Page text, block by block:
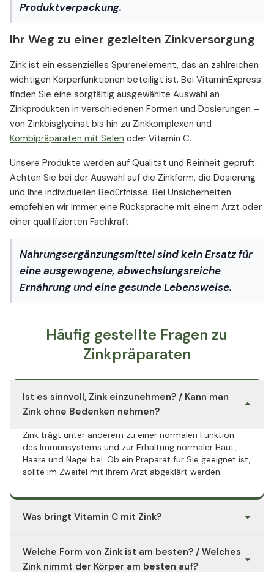
Produktverpackung.
Ihr Weg zu einer gezielten Zinkversorgung
Zink ist ein essenzielles Spurenelement, das an zahlreichen
wichtigen Körperfunktionen beteiligt ist. Bei VitaminExpress
finden Sie eine sorgfältig ausgewählte Auswahl an
Zinkprodukten in verschiedenen Formen und Dosierungen –
von Zinkbisglycinat bis hin zu Zinkkomplexen und
Kombipräparaten mit Selen oder Vitamin C.
Unsere Produkte werden auf Qualität und Reinheit geprüft.
Achten Sie bei der Auswahl auf die Zinkform, die Dosierung
und Ihre individuellen Bedürfnisse. Bei Unsicherheiten
empfehlen wir immer eine Rücksprache mit einem Arzt oder
einer qualifizierten Fachkraft.
Nahrungsergänzungsmittel sind kein Ersatz für
eine ausgewogene, abwechslungsreiche
Ernährung und eine gesunde Lebensweise.
Häufig gestellte Fragen zu
Zinkpräparaten
Ist es sinnvoll, Zink einzunehmen? / Kann man
Zink ohne Bedenken nehmen?
Zink trägt unter anderem zu einer normalen Funktion
des Immunsystems und zur Erhaltung normaler Haut,
Haare und Nägel bei. Ob ein Präparat für Sie geeignet ist,
sollte im Zweifel mit Ihrem Arzt abgeklärt werden.
Was bringt Vitamin C mit Zink?
des Immunsystems und dazu bei, die Zellen vor
oxidativem Stress zu schützen.
Welche Form von Zink ist am besten? / Welches
Zink nimmt der Körper am besten auf?